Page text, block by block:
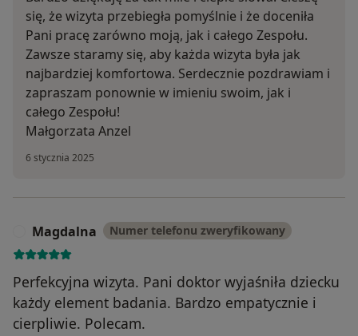
się, że wizyta przebiegła pomyślnie i że doceniła
Pani pracę zarówno moją, jak i całego Zespołu.
Zawsze staramy się, aby każda wizyta była jak
najbardziej komfortowa. Serdecznie pozdrawiam i
zapraszam ponownie w imieniu swoim, jak i
całego Zespołu!
Małgorzata Anzel
6 stycznia 2025
Magdalna Numer telefonu zweryfikowany
Perfekcyjna wizyta. Pani doktor wyjaśniła dziecku
każdy element badania. Bardzo empatycznie i
cierpliwie. Polecam.